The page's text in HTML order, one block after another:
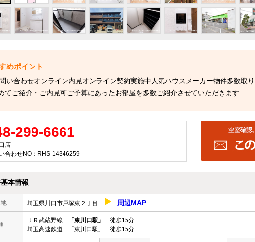
い合わせオンライン内見オンライン契約実施中人気ハウスメーカー物件多数取
てご紹介・ご内見可ご予算にあったお部屋を多数ご紹介させていただきます
299-6661
店
合わせNO：RHS-14346259
本情報
埼玉県川口市戸塚東２丁目 周辺MAP
ＪＲ武蔵野線 「東川口駅」
徒歩15分
埼玉高速鉄道 「東川口駅」 徒歩15分